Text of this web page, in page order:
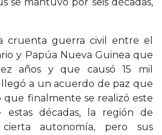
cruenta guerra civil entre el
y Papúa Nueva Guinea que
años y que causó 15 mil
llegó a un acuerdo de paz que
finalmente se realizó este
décadas, la región de
autonomía, pero sus